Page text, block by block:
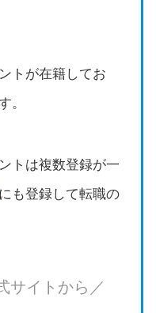
トが在籍してお
。
トは複数登録が一
にも登録して転職の
サイトから／